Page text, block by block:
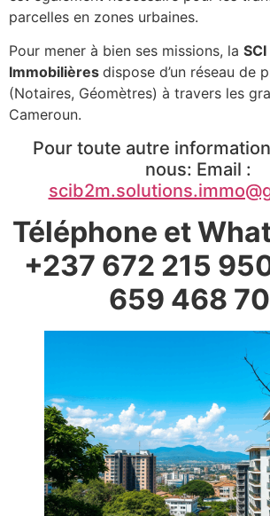
parcelles en zones urbaines.
Pour mener à bien ses missions, la
Immobilières dispose d’un réseau de
(Notaires, Géomètres) à travers les
Cameroun.
Pour toute autre
nous: Email :
Téléphone et
+237 672 215
659 468